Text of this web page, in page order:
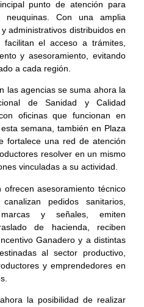
punto de atención para
neuquinas. Con una amplia
administrativos distribuidos en
el acceso a trámites,
y asesoramiento, evitando
a cada región.
las agencias se suma ahora la
de Sanidad y Calidad
oficinas que funcionan en
semana, también en Plaza
fortalece una red de atención
resolver en un mismo
vinculadas a su actividad.
ofrecen asesoramiento técnico
pedidos sanitarios,
y señales, emiten
de hacienda, reciben
Ganadero y a distintas
al sector productivo,
y emprendedores en
la posibilidad de realizar